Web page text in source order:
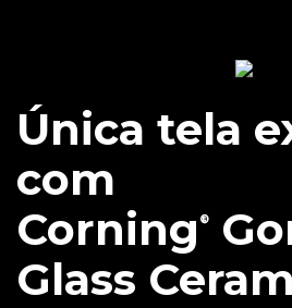
Única tela
com
Corning ®
Glass